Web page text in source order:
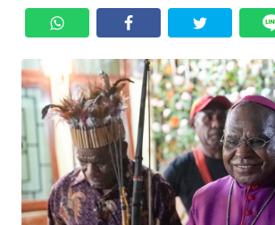
SERBA-
SERBI
OPINI
Informasi
INDEKS
BERITA